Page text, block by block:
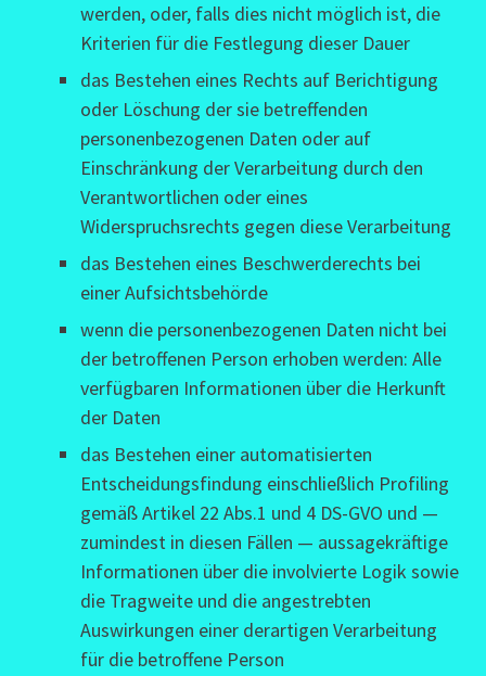
werden, oder, falls dies nicht möglich ist, die
Kriterien für die Festlegung dieser Dauer
das Bestehen eines Rechts auf Berichtigung
oder Löschung der sie betreffenden
personenbezogenen Daten oder auf
Einschränkung der Verarbeitung durch den
Verantwortlichen oder eines
Widerspruchsrechts gegen diese Verarbeitung
das Bestehen eines Beschwerderechts bei
einer Aufsichtsbehörde
wenn die personenbezogenen Daten nicht bei
der betroffenen Person erhoben werden: Alle
verfügbaren Informationen über die Herkunft
der Daten
das Bestehen einer automatisierten
Entscheidungsfindung einschließlich Profiling
gemäß Artikel 22 Abs.1 und 4 DS-GVO und —
zumindest in diesen Fällen — aussagekräftige
Informationen über die involvierte Logik sowie
die Tragweite und die angestrebten
Auswirkungen einer derartigen Verarbeitung
für die betroffene Person